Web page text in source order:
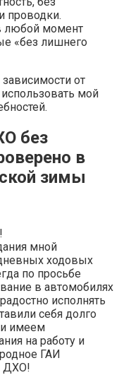
проводки.
любой момент
«без лишнего
от
мой
без
в
зимы
мной
ходовых
по просьбе
в автомобилях
исполнять
себя долго
имеем
на работу и
ГАИ
ДХО!